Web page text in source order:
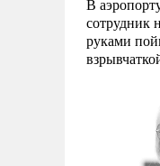
В
сотрудник
руками